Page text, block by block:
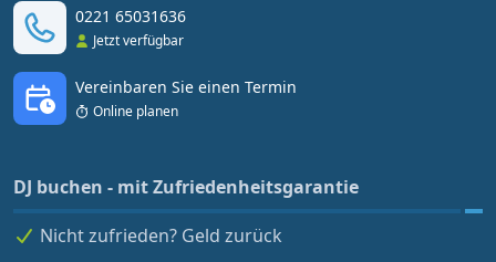
0221 65031636
Jetzt verfügbar
Vereinbaren Sie einen Termin
Online planen
DJ buchen - mit Zufriedenheitsgarantie
Nicht zufrieden? Geld zurück